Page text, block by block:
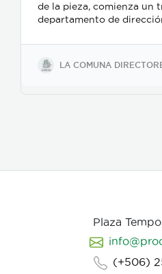
de la pieza, comienza un
departamento de
buscamos reforzar la
fuertemente en la
para los actores con
LA COMUNA
Plaza
(+506)